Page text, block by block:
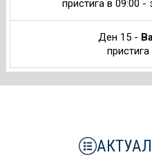
пристига в 09:00 -
Ден 15 -